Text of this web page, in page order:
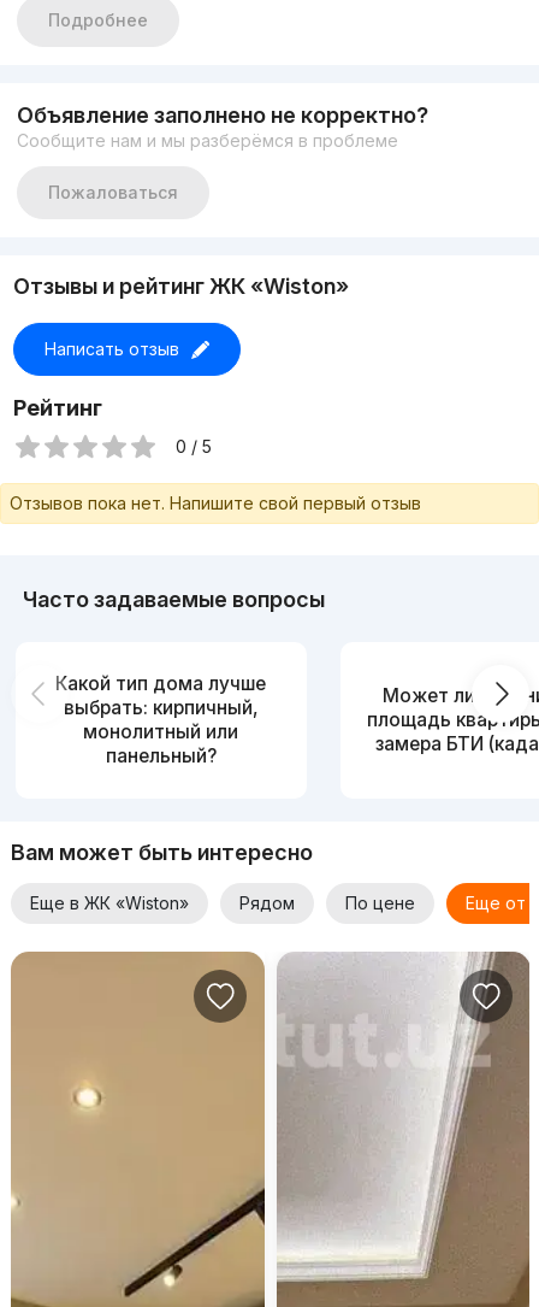
Дизайнерский евроремонт
Клубный дом
информация по телефону
+998900042772 Анжелика
Подробнее
Объявление заполнено не корректно?
Сообщите нам и мы разберёмся в проблеме
Пожаловаться
Отзывы и рейтинг ЖК «Wiston»
Написать отзыв
Рейтинг
0 / 5
Отзывов пока нет. Напишите свой первый отзыв
Часто задаваемые вопросы
Какой тип дома лучше
выбрать: кирпичный,
монолитный или
панельный?
Может ли
площадь
замера БТИ
Вам может быть интересно
Еще в ЖК «Wiston» Рядом По цене Еще от